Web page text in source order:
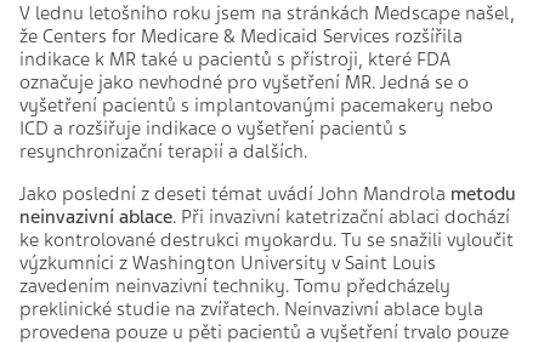
V lednu letošního roku jsem na stránkách Medscape našel,
že Centers for Medicare & Medicaid Services rozšířila
indikace k MR také u pacientů s přístroji, které FDA
označuje jako nevhodné pro vyšetření MR. Jedná se o
vyšetření pacientů s implantovanými pacemakery nebo
ICD a rozšiřuje indikace o vyšetření pacientů s
resynchronizační terapií a dalších.
Jako poslední z deseti témat uvádí John Mandrola metodu
neinvazivní ablace. Při invazivní katetrizační ablaci dochází
ke kontrolované destrukci myokardu. Tu se snažili vyloučit
výzkumníci z Washington University v Saint Louis
zavedením neinvazivní techniky. Tomu předcházely
preklinické studie na zvířatech. Neinvazivní ablace byla
provedena pouze u pěti pacientů a vyšetření trvalo pouze